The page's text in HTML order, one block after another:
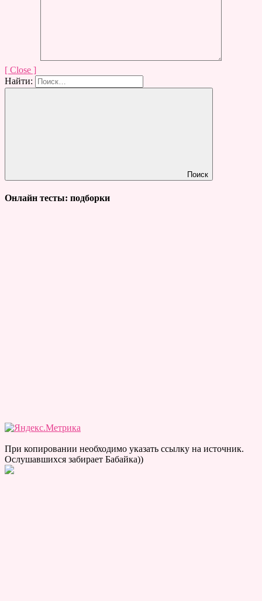
[ Close ]
Найти:
Поиск
Онлайн тесты: подборки
При копировании необходимо указать ссылку на источник.
Ослушавшихся забирает Бабайка))